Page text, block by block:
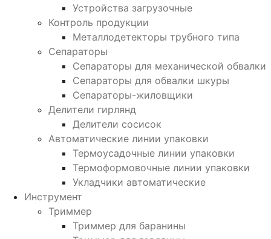
Устройства загрузочные
Контроль продукции
Металлодетекторы трубного типа
Сепараторы
Сепараторы для механической обвалки
Сепараторы для обвалки шкуры
Сепараторы-жиловщики
Делители гирлянд
Делители сосисок
Автоматические линии упаковки
Термоусадочные линии упаковки
Термоформовочные линии упаковки
Укладчики автоматические
Инструмент
Триммер
Триммер для баранины